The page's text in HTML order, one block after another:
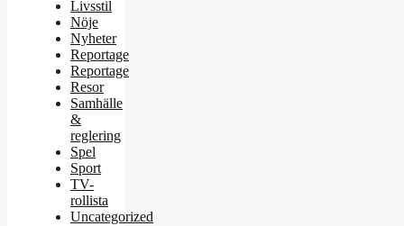
Livsstil
Nöje
Nyheter
Reportage
Reportage
Resor
Samhälle
&
reglering
Spel
Sport
TV-
rollista
Uncategorized